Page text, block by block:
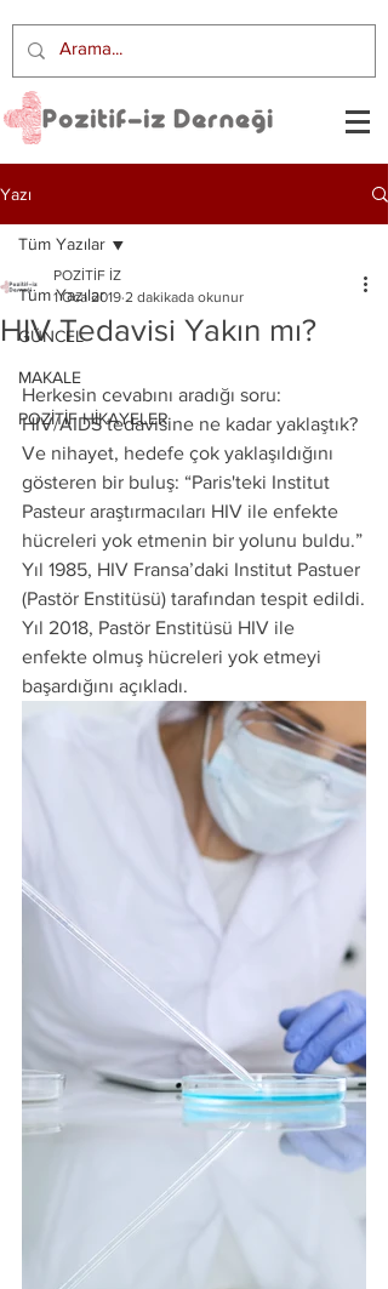
Yazı
Tüm Yazılar
GÜNCEL
MAKALE
POZİTİF HİKAYELER
Tüm Yazılar
HIV Tedavisi Yakın mı?
POZİTİF İZ
1 Oca 2019 2 dakikada okunur
Herkesin cevabını aradığı soru:
HIV/AIDS tedavisine ne kadar yaklaştık?
Ve nihayet, hedefe çok yaklaşıldığını
gösteren bir buluş: “Paris'teki Institut
Pasteur araştırmacıları HIV ile enfekte
hücreleri yok etmenin bir yolunu buldu.”
Yıl 1985, HIV Fransa’daki Institut Pastuer
(Pastör Enstitüsü) tarafından tespit edildi.
Yıl 2018, Pastör Enstitüsü HIV ile
enfekte olmuş hücreleri yok etmeyi
başardığını açıkladı.